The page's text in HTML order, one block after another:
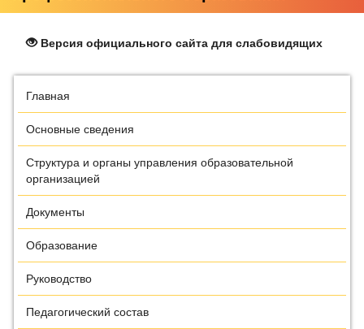
Версия официального сайта для слабовидящих
Главная
Основные сведения
Структура и органы управления образовательной
организацией
Документы
Образование
Руководство
Педагогический состав